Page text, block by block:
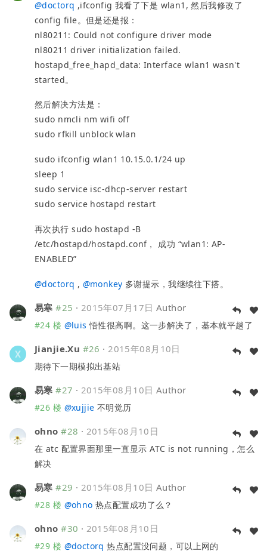
@doctorq ,ifconfig 我看了下是 wlan1, 然后我修改了
config file。但是还是报：
nl80211: Could not configure driver mode
nl80211 driver initialization failed.
hostapd_free_hapd_data: Interface wlan1 wasn't
started。
然后解决方法是：
sudo nmcli nm wifi off
sudo rfkill unblock wlan
sudo ifconfig wlan1 10.15.0.1/24 up
sleep 1
sudo service isc-dhcp-server restart
sudo service hostapd restart
再次执行 sudo hostapd -B
/etc/hostapd/hostapd.conf， 成功 “wlan1: AP-
ENABLED”
@doctorq , @monkey 多谢提示，我继续往下搭。
易寒 #25 · 2015年07月17日 Author
#24 楼 @luis 悟性很高啊。这一步解决了，基本就平趟了
Jianjie.Xu #26 · 2015年08月10日
期待下一期模拟出基站
易寒 #27 · 2015年08月10日 Author
#26 楼 @xujjie 不明觉历
ohno #28 · 2015年08月10日
在 atc 配置界面那里一直显示 ATC is not running，怎么
解决
易寒 #29 · 2015年08月10日 Author
#28 楼 @ohno 热点配置成功了么？
ohno #30 · 2015年08月10日
#29 楼 @doctorq 热点配置没问题，可以上网的